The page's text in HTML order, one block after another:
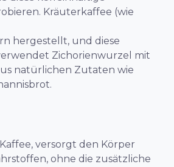
Kräuterkaffee (wie
hergestellt, und diese
Zichorienwurzel mit
natürlichen Zutaten wie
versorgt den Körper
ohne die zusätzliche